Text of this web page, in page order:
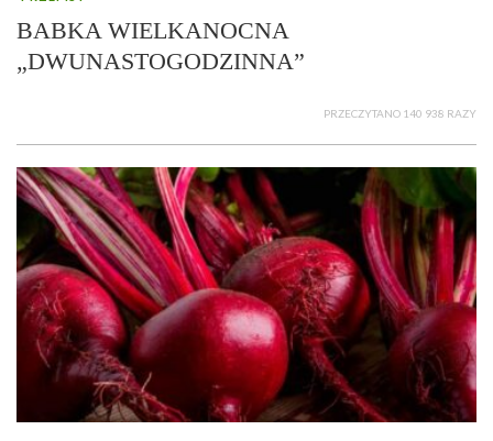
BABKA WIELKANOCNA
„DWUNASTOGODZINNA”
PRZECZYTANO 140 938 RAZY